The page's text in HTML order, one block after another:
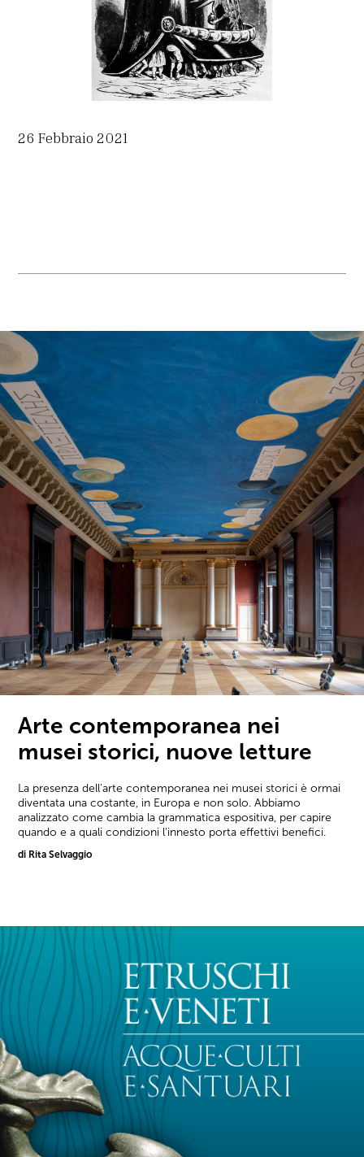
26 Febbraio 2021
Arte contemporanea nei
musei storici, nuove letture
La presenza dell'arte contemporanea nei musei storici è ormai
diventata una costante, in Europa e non solo. Abbiamo
analizzato come cambia la grammatica espositiva, per capire
quando e a quali condizioni l'innesto porta effettivi benefici.
di Rita Selvaggio